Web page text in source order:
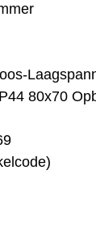
80x70